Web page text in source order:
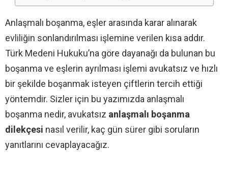
Anlaşmalı boşanma, eşler arasında karar alınarak
evliliğin sonlandırılması işlemine verilen kısa addır.
Türk Medeni Hukuku’na göre dayanağı da bulunan bu
boşanma ve eşlerin ayrılması işlemi avukatsız ve hızlı
bir şekilde boşanmak isteyen çiftlerin tercih ettiği
yöntemdir. Sizler için bu yazımızda anlaşmalı
boşanma nedir, avukatsız anlaşmalı boşanma
dilekçesi nasıl verilir, kaç gün sürer gibi soruların
yanıtlarını cevaplayacağız.